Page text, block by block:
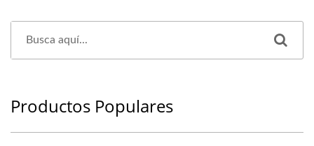
Productos Populares